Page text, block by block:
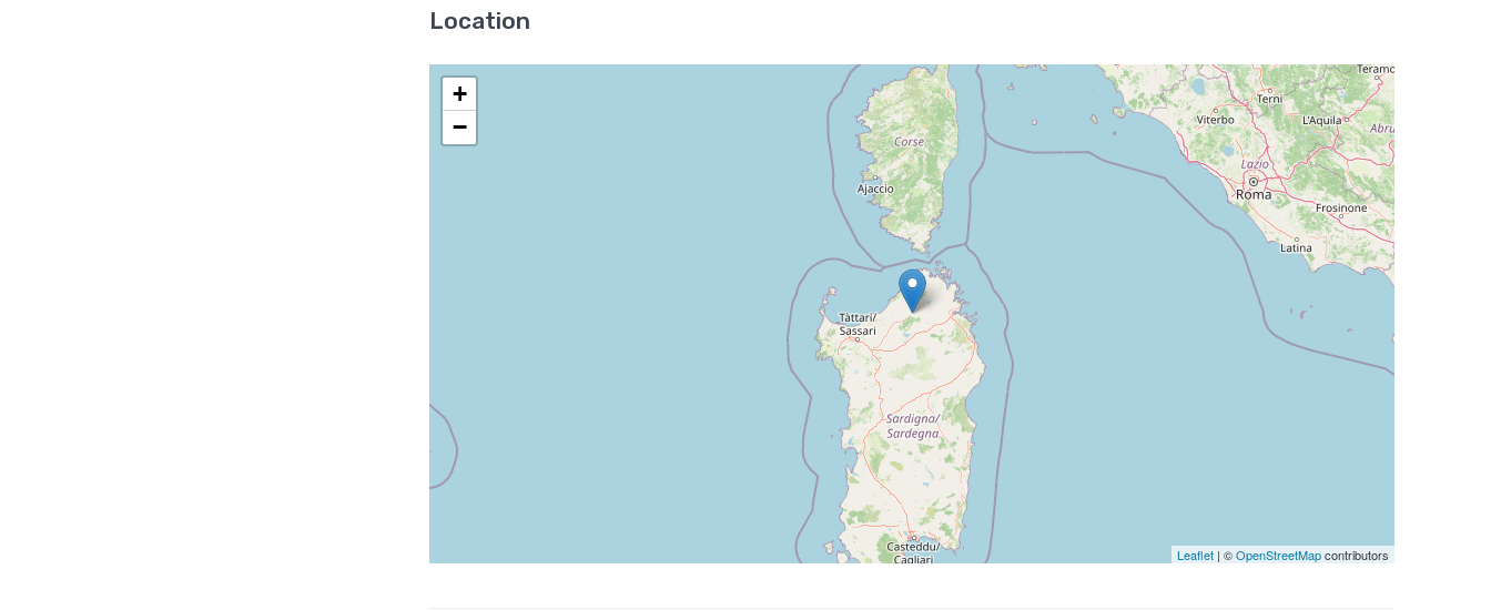
Location
+
−
Leaflet | ©OpenStreetMapcontributors